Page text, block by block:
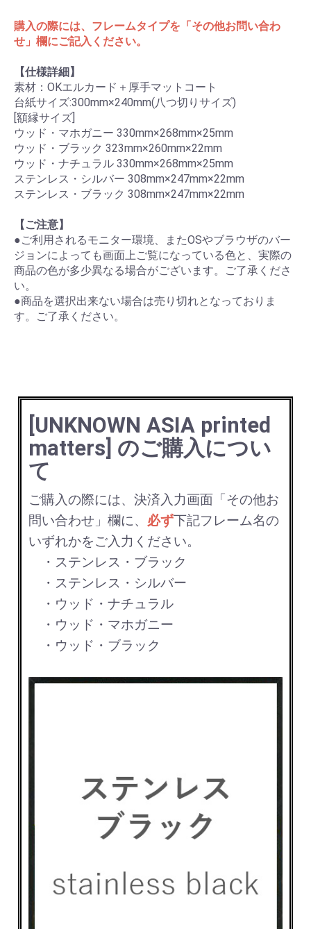
購入の際には、フレームタイプを「その他お問い合わ
せ」欄にご記入ください。
【仕様詳細】
素材：OKエルカード＋厚手マットコート
台紙サイズ:300mm×240mm(八つ切りサイズ)
[額縁サイズ]
ウッド・マホガニー 330mm×268mm×25mm
ウッド・ブラック 323mm×260mm×22mm
ウッド・ナチュラル 330mm×268mm×25mm
ステンレス・シルバー 308mm×247mm×22mm
ステンレス・ブラック 308mm×247mm×22mm
【ご注意】
●ご利用されるモニター環境、またOSやブラウザのバー
ジョンによっても画面上ご覧になっている色と、実際の
商品の色が多少異なる場合がございます。ご了承くださ
い。
●商品を選択出来ない場合は売り切れとなっておりま
す。ご了承ください。
[UNKNOWN ASIA printed
matters] のご購入につい
て
ご購入の際には、決済入力画面「その他お
問い合わせ」欄に、 必ず下記フレーム名の
いずれかをご入力ください。
・ステンレス・ブラック
・ステンレス・シルバー
・ウッド・ナチュラル
・ウッド・マホガニー
・ウッド・ブラック